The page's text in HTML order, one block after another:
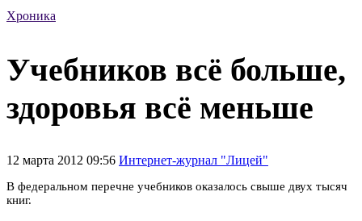
Хроника
Учебников всё больше,
здоровья всё меньше
12 марта 2012 09:56 Интернет-журнал "Лицей"
В федеральном перечне учебников оказалось свыше двух тысяч
книг.